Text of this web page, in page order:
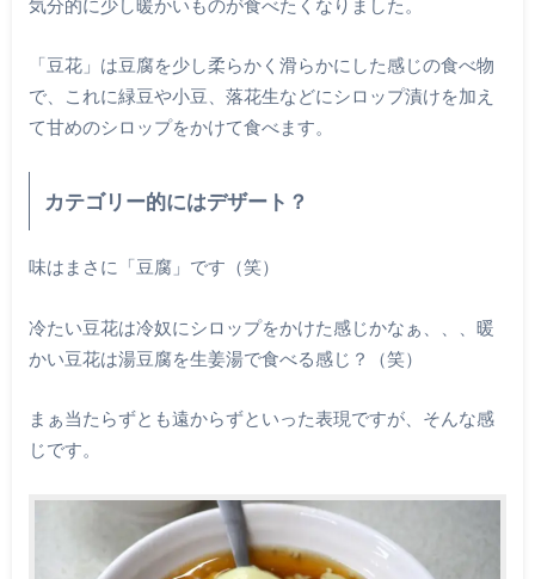
気分的に少し暖かいものが食べたくなりました。
「豆花」は豆腐を少し柔らかく滑らかにした感じの食べ物
で、これに緑豆や小豆、落花生などにシロップ漬けを加え
て甘めのシロップをかけて食べます。
カテゴリー的にはデザート？
味はまさに「豆腐」です（笑）
冷たい豆花は冷奴にシロップをかけた感じかなぁ、、、暖
かい豆花は湯豆腐を生姜湯で食べる感じ？（笑）
まぁ当たらずとも遠からずといった表現ですが、そんな感
じです。